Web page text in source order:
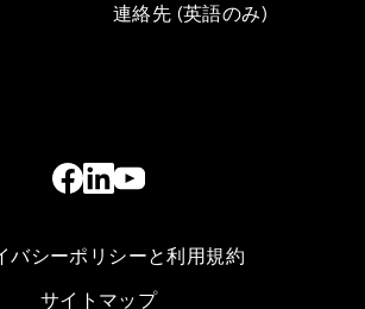
連絡先 (英語のみ)
バシーポリシーと利用規約
サイトマップ